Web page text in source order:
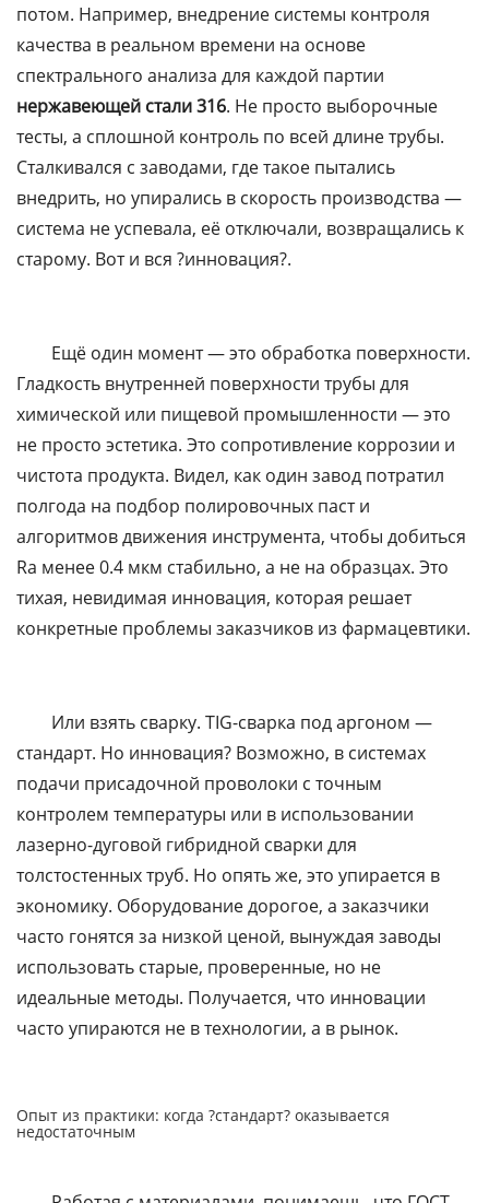
потом. Например, внедрение системы контроля
качества в реальном времени на основе
спектрального анализа для каждой партии
нержавеющей стали 316. Не просто выборочные
тесты, а сплошной контроль по всей длине трубы.
Сталкивался с заводами, где такое пытались
внедрить, но упирались в скорость производства —
система не успевала, её отключали, возвращались к
старому. Вот и вся ?инновация?.
Ещё один момент — это обработка поверхности.
Гладкость внутренней поверхности трубы для
химической или пищевой промышленности — это
не просто эстетика. Это сопротивление коррозии и
чистота продукта. Видел, как один завод потратил
полгода на подбор полировочных паст и
алгоритмов движения инструмента, чтобы добиться
Ra менее 0.4 мкм стабильно, а не на образцах. Это
тихая, невидимая инновация, которая решает
конкретные проблемы заказчиков из фармацевтики.
Или взять сварку. TIG-сварка под аргоном —
стандарт. Но инновация? Возможно, в системах
подачи присадочной проволоки с точным
контролем температуры или в использовании
лазерно-дуговой гибридной сварки для
толстостенных труб. Но опять же, это упирается в
экономику. Оборудование дорогое, а заказчики
часто гонятся за низкой ценой, вынуждая заводы
использовать старые, проверенные, но не
идеальные методы. Получается, что инновации
часто упираются не в технологии, а в рынок.
Опыт из практики: когда ?стандарт? оказывается
недостаточным